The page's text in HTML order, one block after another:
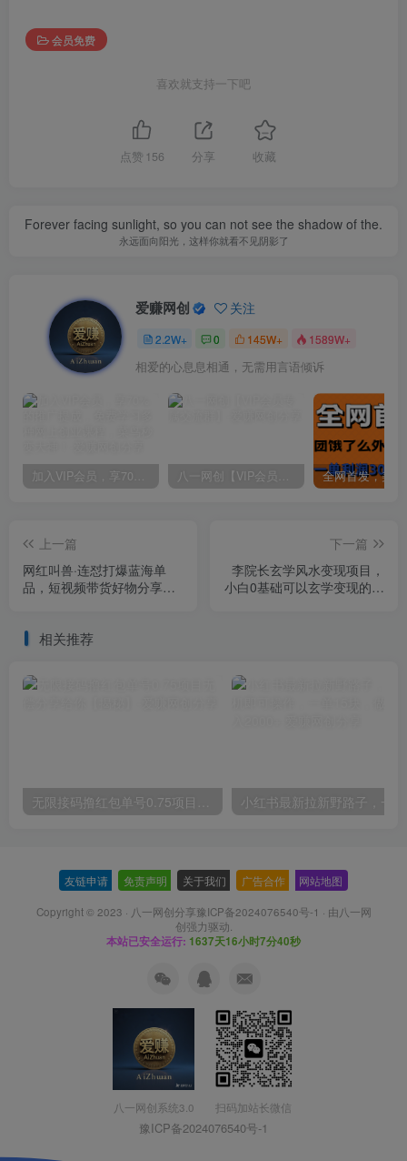
会员免费
喜欢就支持一下吧
点赞 156 分享 收藏
Forever facing sunlight, so you can not see the shadow of the.
永远面向阳光，这样你就看不见阴影了
爱赚网创 关注
2.2W+ 0 145W+ 1589W+
相爱的心息息相通，无需用言语倾诉
加入VIP会员，享70%的推广提成，免费学习多种网上创业课程，菜鸟秒变大神！ 八一网创【VIP会员专属交流群】
上一篇
网红叫兽·连怼打爆蓝海单
品，短视频带货好物分享实
下一篇
李院长玄学风水变现项目，
小白0基础可以玄学变现的项
相关推荐
无限接码撸红包单号0.75项目无偿分享给你【揭秘】
友链申请 免责声明 关于我们 广告合作 网站地图
Copyright © 2023 · 八一网创分享豫ICP备2024076540号-1 · 由八一网
创强力驱动.
本站已安全运行: 1637天16小时7分41秒
八一网创系统3.0 扫码加站长微信
豫ICP备2024076540号-1